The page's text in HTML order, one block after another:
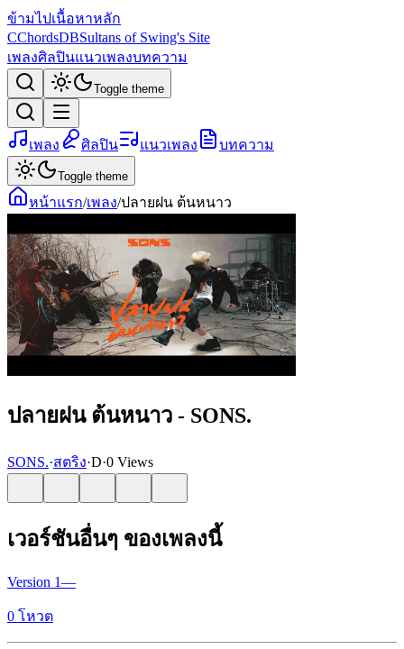
ข้ามไปเนื้อหาหลัก
CChordsDBSultans of Swing's Site
เพลงศิลปินแนวเพลงบทความ
Toggle theme
เพลง ศิลปิน แนวเพลง บทความ
Toggle theme
หน้าแรก/เพลง/ปลายฝน ต้นหนาว
ปลายฝน ต้นหนาว - SONS.
SONS.·สตริง·D·0 Views
เวอร์ชันอื่นๆ ของเพลงนี้
Version 1—
0 โหวต